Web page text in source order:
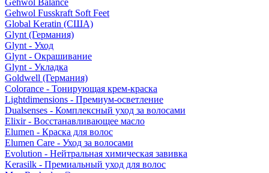
Gehwol Balance
Gehwol Fusskraft Soft Feet
Global Keratin (США)
Glynt (Германия)
Glynt - Уход
Glynt - Окрашивание
Glynt - Укладка
Goldwell (Германия)
Colorance - Тонирующая крем-краска
Lightdimensions - Премиум-осветление
Dualsenses - Комплексный уход за волосами
Elixir - Восстанавливающее масло
Elumen - Краска для волос
Elumen Care - Уход за волосами
Evolution - Нейтральная химическая завивка
Kerasilk - Премиальный уход для волос